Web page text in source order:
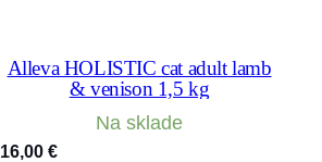
Alleva HOLISTIC cat adult lamb
& venison 1,5 kg
Na sklade
16,00 €